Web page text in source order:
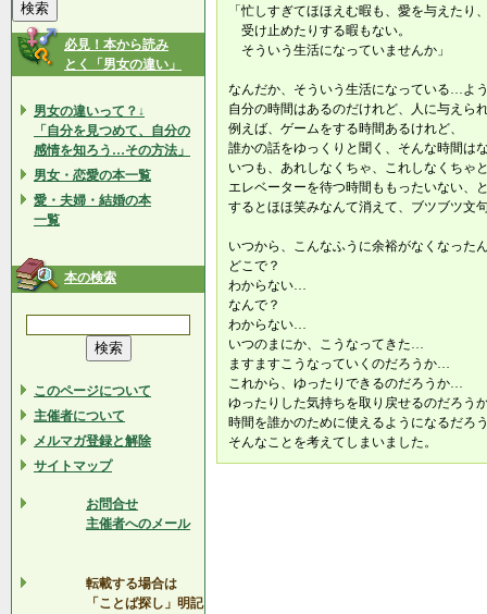
必見！本から読み
とく「男女の違い」
男女の違いって？↓
「自分を見つめて、自分の
感情を知ろう…その方法」
男女・恋愛の本一覧
愛・夫婦・結婚の本
一覧
本の検索
このページについて
主催者について
メルマガ登録と解除
サイトマップ
お問合せ
主催者へのメール
転載する場合は
「ことば探し」明記
「忙しすぎてほほえむ暇も、愛を与えたり
受け止めたりする暇もない。
そういう生活になっていませんか」
なんだか、そういう生活になっている…よ
自分の時間はあるのだけれど、人に与えら
例えば、ゲームをする時間あるけれど、
誰かの話をゆっくりと聞く、そんな時間は
いつも、あれしなくちゃ、これしなくちゃ
エレベーターを待つ時間ももったいない、
するとほほ笑みなんて消えて、ブツブツ文
いつから、こんなふうに余裕がなくなった
どこで？
わからない…
なんで？
わからない…
いつのまにか、こうなってきた…
ますますこうなっていくのだろうか…
これから、ゆったりできるのだろうか…
ゆったりした気持ちを取り戻せるのだろう
時間を誰かのために使えるようになるだろ
そんなことを考えてしまいました。